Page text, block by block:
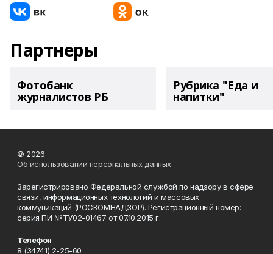
Партнеры
Фотобанк
журналистов РБ
Рубрика "Еда и
напитки"
© 2026
Об использовании персональных данных
Зарегистрировано Федеральной службой по надзору в сфере
связи, информационных технологий и массовых
коммуникаций (РОСКОМНАДЗОР). Регистрационный номер:
серия ПИ №ТУ02-01467 от 07.10.2015 г.
Телефон
8 (34741) 2-25-60